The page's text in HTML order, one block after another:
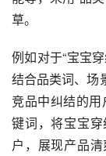
草。
例如对于“宝宝
结合品类词、场
竞品中纠结的用
键词，将宝宝
户，展现产品